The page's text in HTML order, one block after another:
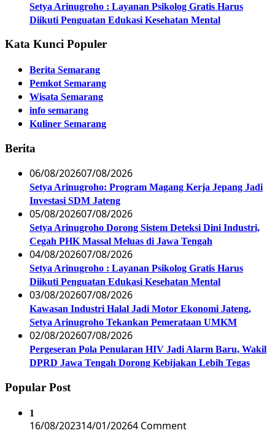
Setya Arinugroho : Layanan Psikolog Gratis Harus
Diikuti Penguatan Edukasi Kesehatan Mental
Kata Kunci Populer
Berita Semarang
Pemkot Semarang
Wisata Semarang
info semarang
Kuliner Semarang
Berita
06/08/202607/08/2026
Setya Arinugroho: Program Magang Kerja Jepang Jadi
Investasi SDM Jateng
05/08/202607/08/2026
Setya Arinugroho Dorong Sistem Deteksi Dini Industri,
Cegah PHK Massal Meluas di Jawa Tengah
04/08/202607/08/2026
Setya Arinugroho : Layanan Psikolog Gratis Harus
Diikuti Penguatan Edukasi Kesehatan Mental
03/08/202607/08/2026
Kawasan Industri Halal Jadi Motor Ekonomi Jateng,
Setya Arinugroho Tekankan Pemerataan UMKM
02/08/202607/08/2026
Pergeseran Pola Penularan HIV Jadi Alarm Baru, Wakil
DPRD Jawa Tengah Dorong Kebijakan Lebih Tegas
Popular Post
1
16/08/202314/01/20264 Comment